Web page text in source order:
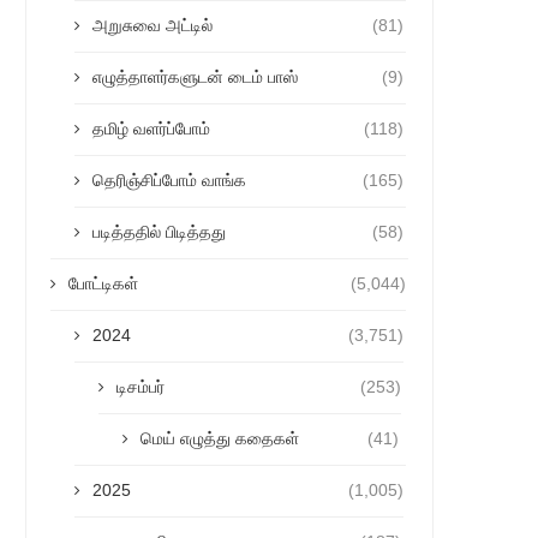
அறுசுவை அட்டில் (81)
எழுத்தாளர்களுடன் டைம் பாஸ் (9)
தமிழ் வளர்ப்போம் (118)
தெரிஞ்சிப்போம் வாங்க (165)
படித்ததில் பிடித்தது (58)
போட்டிகள் (5,044)
2024 (3,751)
டிசம்பர் (253)
மெய் எழுத்து கதைகள் (41)
2025 (1,005)